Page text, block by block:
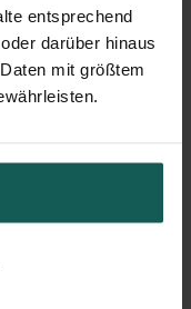
entsprechend
darüber hinaus
mit größtem
vor, dass
von Hand
Feier
leider
Entscheiden Sie
kleinen ganz
mit
zeigen, dass
fühlen.